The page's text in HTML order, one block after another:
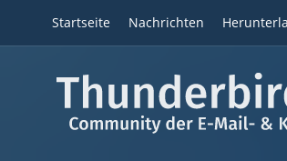
Startseite Nachrichten